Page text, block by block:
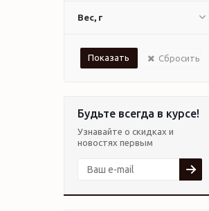
Вес, г
Сбросить
Будьте всегда в курсе!
Узнавайте о скидках и
новостях первым